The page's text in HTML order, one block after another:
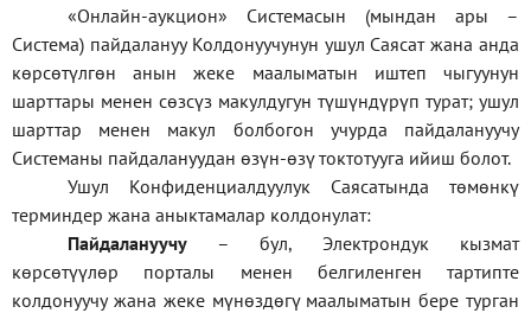
«Онлайн-аукцион» Системасын (мындан ары –
Система) пайдалануу Колдонуучунун ушул Саясат жана анда
көрсөтүлгөн анын жеке маалыматын иштеп чыгуунун
шарттары менен сөзсүз макулдугун түшүндүрүп турат; ушул
шарттар менен макул болбогон учурда пайдалануучу
Системаны пайдалануудан өзүн-өзү токтотууга ийиш болот.
Ушул Конфиденциалдуулук Саясатында төмөнкү
терминдер жана аныктамалар колдонулат:
Пайдалануучу – бул, Электрондук кызмат
көрсөтүүлөр порталы менен белгиленген тартипте
колдонуучу жана жеке мүнөздөгү маалыматын бере турган